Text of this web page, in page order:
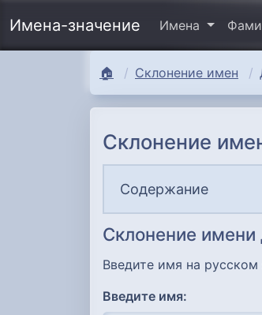
Имена-значение Имена
🏠 Склонение имен
Склонение
Содержание
Склонение имени
Введите имя на
Введите имя: